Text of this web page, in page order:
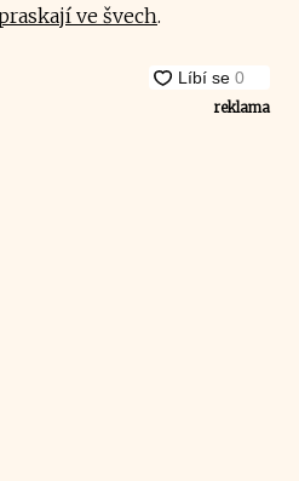
ve švech.
reklama